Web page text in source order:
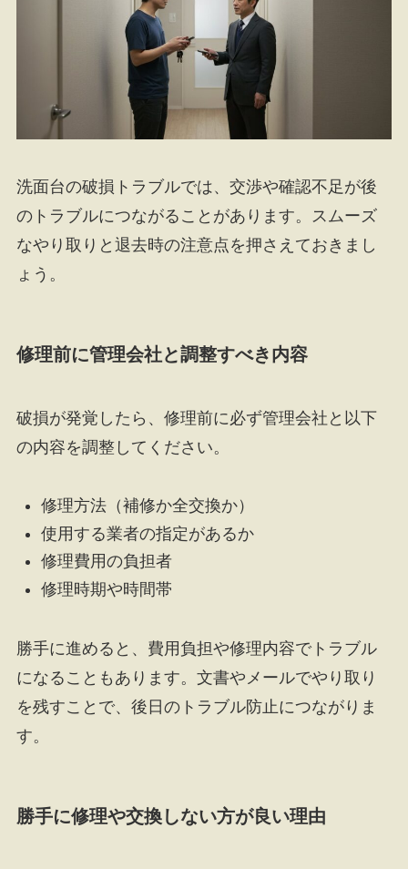
洗面台の破損トラブルでは、交渉や確認不足が後
のトラブルにつながることがあります。スムーズ
なやり取りと退去時の注意点を押さえておきまし
ょう。
修理前に管理会社と調整すべき内容
破損が発覚したら、修理前に必ず管理会社と以下
の内容を調整してください。
修理方法（補修か全交換か）
使用する業者の指定があるか
修理費用の負担者
修理時期や時間帯
勝手に進めると、費用負担や修理内容でトラブル
になることもあります。文書やメールでやり取り
を残すことで、後日のトラブル防止につながりま
す。
勝手に修理や交換しない方が良い理由